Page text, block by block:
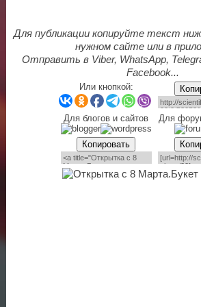
Для публикации копируйте текст
нужном сайте или в
Отправить в Viber, WhatsApp,
Facebook...
Или кнопкой:
Для блогов и сайтов Для
Копировать